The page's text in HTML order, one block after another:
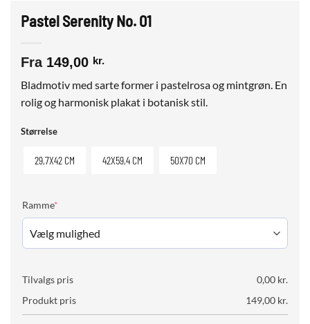
Pastel Serenity No. 01
Fra 149,00 kr.
Bladmotiv med sarte former i pastelrosa og mintgrøn. En
rolig og harmonisk plakat i botanisk stil.
Størrelse
29,7X42 CM 42X59,4 CM 50X70 CM
Ramme*
Tilvalgs pris 0,00 kr.
Produkt pris
149,00 kr.